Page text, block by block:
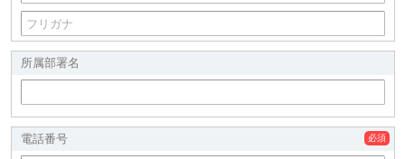
所属部署名
電話番号